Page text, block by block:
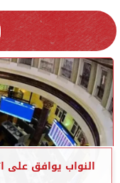
النواب يوافق على